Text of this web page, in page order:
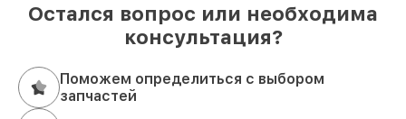
Остался вопрос или необходима
консультация?
Поможем определиться с выбором
запчастей